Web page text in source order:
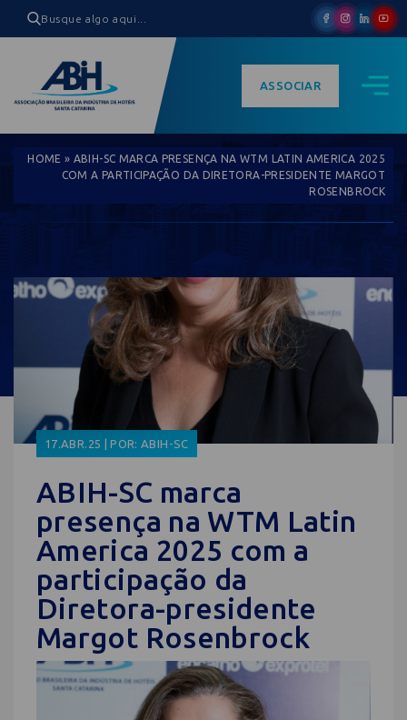
ASSOCIAR
HOME » ABIH-SC MARCA PRESENÇA NA WTM LATIN AMERICA 2025
COM A PARTICIPAÇÃO DA DIRETORA-PRESIDENTE MARGOT
ROSENBROCK
17.ABR.25 | POR: ABIH-SC
ABIH-SC marca
presença na WTM Latin
America 2025 com a
participação da
Diretora-presidente
Margot Rosenbrock